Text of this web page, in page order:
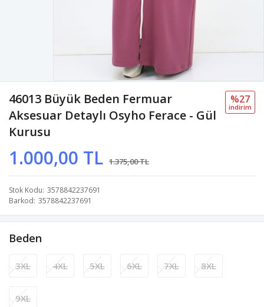
46013 Büyük Beden Fermuar
Aksesuar Detaylı Osyho Ferace - Gül
Kurusu
1.000,00 TL 1.375,00 TL
%27
i̇ndi̇ri̇m
Stok Kodu 3578842237691
Barkod 3578842237691
Beden
3XL 4XL 5XL 6XL 7XL 8XL
9XL